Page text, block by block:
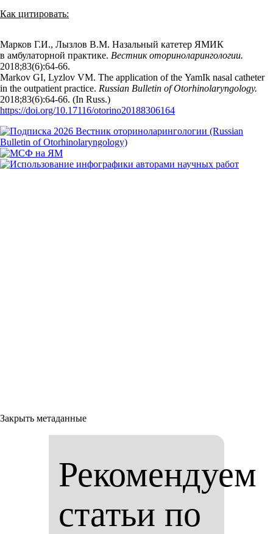
Как цитировать:
Марков Г.И., Лызлов В.М. Назальный катетер ЯМИК
в амбулаторной практике. Вестник оториноларингологии.
2018;83(6):64‑66.
Markov GI, Lyzlov VM. The application of the YamIk nasal catheter
in the outpatient practice. Russian Bulletin of Otorhinolaryngology.
2018;83(6):64‑66. (In Russ.)
https://doi.org/10.17116/otorino20188306164
Закрыть метаданные
Рекомендуем
статьи по